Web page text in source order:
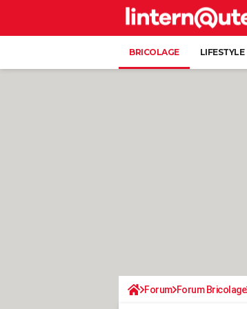
BRICOLAGE LIFESTYLE
Forum Forum Bricolage